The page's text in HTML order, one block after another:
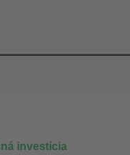
investícia